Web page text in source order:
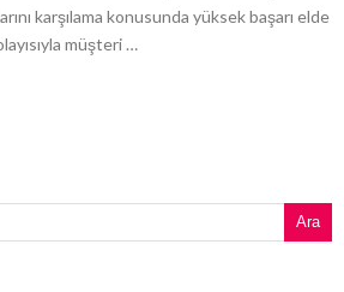
karşılama konusunda yüksek başarı elde
müşteri …